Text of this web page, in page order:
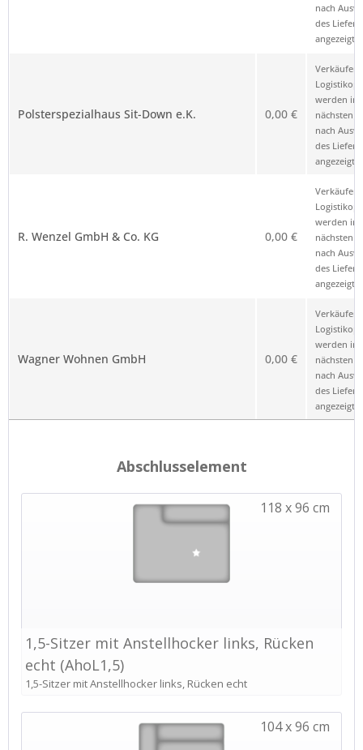
nach
des
angezeigt.
Polsterspezialhaus Sit-Down e.K. 0,00 €
Verkäufer
werden im
nächsten
nach
des
angezeigt.
R. Wenzel GmbH & Co. KG 0,00 €
Verkäufer
werden im
nächsten
nach
des
angezeigt.
Wagner Wohnen GmbH 0,00 €
Verkäufer
werden im
nächsten
nach
des
angezeigt.